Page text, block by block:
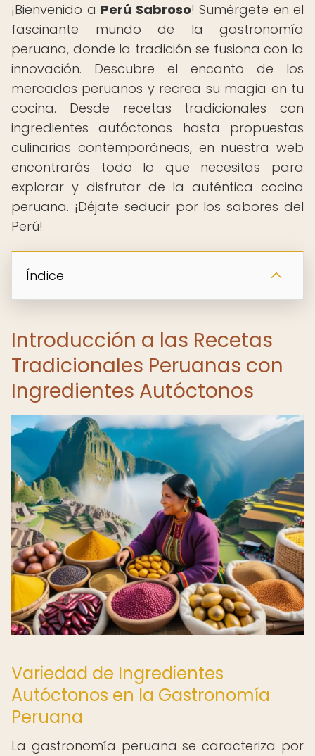
¡Bienvenido a Perú Sabroso! Sumérgete en el
fascinante mundo de la gastronomía
peruana, donde la tradición se fusiona con la
innovación. Descubre el encanto de los
mercados peruanos y recrea su magia en tu
cocina. Desde recetas tradicionales con
ingredientes autóctonos hasta propuestas
culinarias contemporáneas, en nuestra web
encontrarás todo lo que necesitas para
explorar y disfrutar de la auténtica cocina
peruana. ¡Déjate seducir por los sabores del
Perú!
Índice
Introducción a las Recetas
Tradicionales Peruanas con
Ingredientes Autóctonos
Variedad de Ingredientes
Autóctonos en la Gastronomía
Peruana
La gastronomía peruana se caracteriza por